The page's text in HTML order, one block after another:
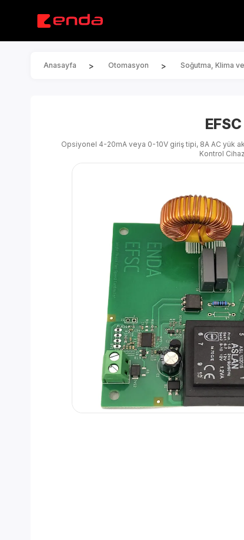
Anasayfa > Otomasyon > Soğutma, Klima
EFSC
Opsiyonel 4-20mA veya 0-10V giriş tipi, 8A AC yük
Kontrol